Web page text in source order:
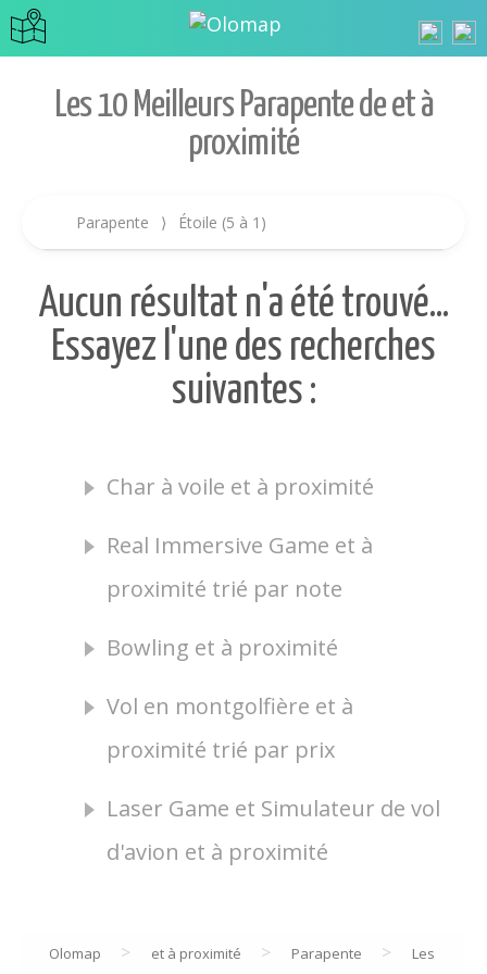
Les 10 Meilleurs Parapente de et à
proximité
Parapente ⟩ Étoile (5 à 1)
Aucun résultat n'a été trouvé...
Essayez l'une des recherches
suivantes :
Char à voile et à proximité
Real Immersive Game et à
proximité trié par note
Bowling et à proximité
Vol en montgolfière et à
proximité trié par prix
Laser Game et Simulateur de vol
d'avion et à proximité
Olomap > et à proximité > Parapente > Les